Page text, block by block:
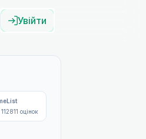
Увійти
112811 оцінок